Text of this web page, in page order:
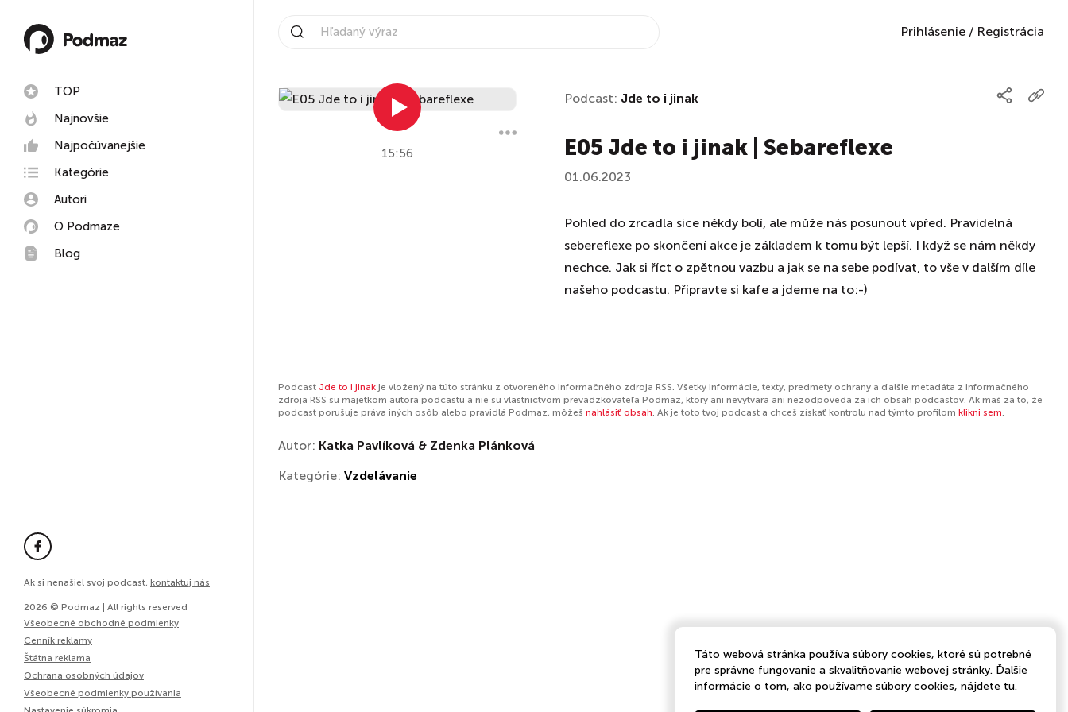
TOP
Najnovšie
Najpočúvanejšie
Kategórie
Autori
O Podmaze
Blog
Ak si nenašiel svoj podcast, kontaktuj nás
2026 © Podmaz | All rights reserved
Všeobecné obchodné podmienky
Cenník reklamy
Štátna reklama
Ochrana osobných údajov
Všeobecné podmienky používania
Prihlásenie / Registrácia
15:56
Podcast: Jde to i jinak
E05 Jde to i jinak | Sebareflexe
01.06.2023
Pohled do zrcadla sice někdy bolí, ale může nás posunout vpřed. Pravidelná
sebereflexe po skončení akce je základem k tomu být lepší. I když se nám někdy
nechce. Jak si říct o zpětnou vazbu a jak se na sebe podívat, to vše v dalším díle
našeho podcastu. Připravte si kafe a jdeme na to:-)
Podcast Jde to i jinak je vložený na túto stránku z otvoreného informačného zdroja RSS. Všetky informácie, texty, predmety ochrany a ďalšie metadáta z informačného
zdroja RSS sú majetkom autora podcastu a nie sú vlastníctvom prevádzkovateľa Podmaz, ktorý ani nevytvára ani nezodpovedá za ich obsah podcastov. Ak máš za to, že
podcast porušuje práva iných osôb alebo pravidlá Podmaz, môžeš nahlásiť obsah. Ak je toto tvoj podcast a chceš získať kontrolu nad týmto profilom klikni sem.
Autor: Katka Pavlíková & Zdenka Plánková
Kategórie: Vzdelávanie
Táto webová stránka používa súbory cookies, ktoré sú potrebné
pre správne fungovanie a skvalitňovanie webovej stránky. Ďalšie
informácie o tom, ako používame súbory cookies, nájdete tu.